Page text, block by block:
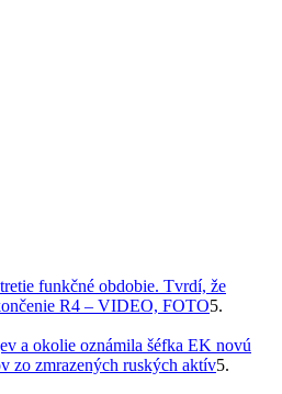
funkčné obdobie. Tvrdí, že
R4 – VIDEO, FOTO5.
a okolie oznámila šéfka EK novú
zo zmrazených ruských aktív5.